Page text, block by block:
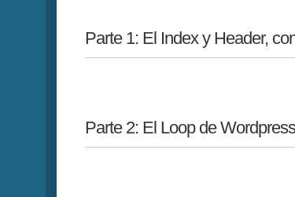
Parte 1: El Index y Header,
Parte 2: El Loop de Wordpress